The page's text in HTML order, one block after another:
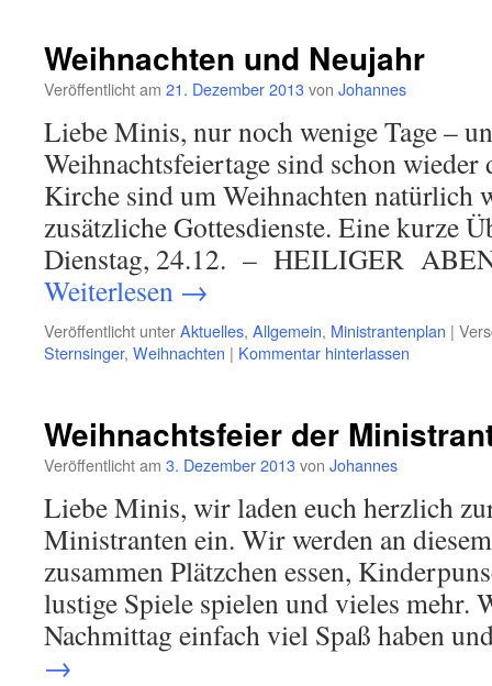
Weihnachten und Neujahr
Veröffentlicht am 21. Dezember 2013von Johannes
Liebe Minis, nur noch wenige Tage –
Weihnachtsfeiertage sind schon wieder
Kirche sind um Weihnachten natürlich
zusätzliche Gottesdienste. Eine kurze
Dienstag, 24.12. – HEILIGER
Weiterlesen →
Veröffentlicht unterAktuelles, Allgemein, Ministrantenplan |
Sternsinger, Weihnachten | Kommentar hinterlassen
Weihnachtsfeier der
Veröffentlicht am 3. Dezember 2013von Johannes
Liebe Minis, wir laden euch herzlich
Ministranten ein. Wir werden an
zusammen Plätzchen essen,
lustige Spiele spielen und vieles mehr.
Nachmittag einfach viel Spaß haben
→